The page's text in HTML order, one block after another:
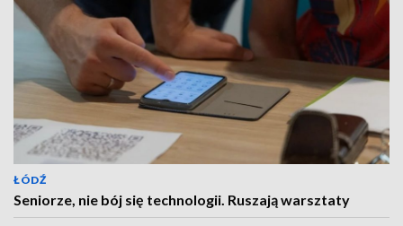
ŁÓDŹ
Seniorze, nie bój się technologii. Ruszają warsztaty